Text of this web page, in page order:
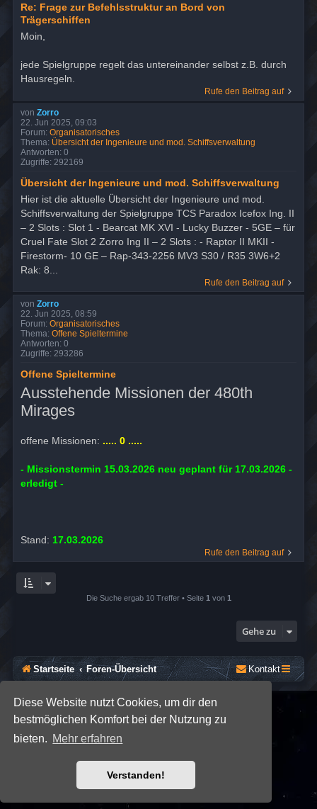
Diese Website nutzt Cookies, um dir den
bestmöglichen Komfort bei der Nutzung zu
bieten. Mehr erfahren
Verstanden!
Re: Frage zur Befehlsstruktur an Bord von
Trägerschiffen
Moin,
jede Spielgruppe regelt das untereinander selbst z.B. durch
Hausregeln.
Rufe den Beitrag auf
von Zorro
22. Jun 2025, 09:03
Forum: Organisatorisches
Thema: Übersicht der Ingenieure und mod. Schiffsverwaltung
Antworten: 0
Zugriffe: 292169
Übersicht der Ingenieure und mod. Schiffsverwaltung
Hier ist die aktuelle Übersicht der Ingenieure und mod.
Schiffsverwaltung der Spielgruppe TCS Paradox Icefox Ing. II
– 2 Slots : Slot 1 - Bearcat MK XVI - Lucky Buzzer - 5GE – für
Cruel Fate Slot 2 Zorro Ing II – 2 Slots : - Raptor II MKII -
Firestorm- 10 GE – Rap-343-2256 MV3 S30 / R35 3W6+2
Rak: 8...
Rufe den Beitrag auf
von Zorro
22. Jun 2025, 08:59
Forum: Organisatorisches
Thema: Offene Spieltermine
Antworten: 0
Zugriffe: 293286
Offene Spieltermine
Ausstehende Missionen der 480th
Mirages
offene Missionen: ..... 0 .....
- Missionstermin 15.03.2026 neu geplant für 17.03.2026 -
erledigt -
Stand: 17.03.2026
Rufe den Beitrag auf
Die Suche ergab 10 Treffer • Seite 1 von 1
Gehe zu
Startseite Foren-Übersicht Kontakt
SE Gamer: Dark Style by
Powered byphpBB
Datenschutz
Nutzungsbedingungen